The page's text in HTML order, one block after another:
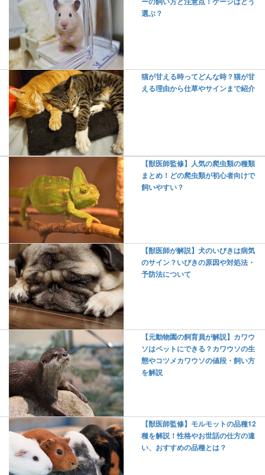
選ぶ？
猫が甘える時ってどんな時？猫が甘
える理由から仕草やサインまで紹介
【獣医師監修】人気の爬虫類の種類
まとめ！どの爬虫類が初心者向けで
飼いやすい？
【獣医師が解説】犬のいびきは病気
のサイン？いびきの原因や対処法・
予防法について
【元動物園の飼育員が解説】カワウ
ソはペットにできる？カワウソの生
態やコツメカワウソの値段・飼い方
を解説
【獣医師監修】モルモットの品種12
種を解説！性格やお世話の仕方の違
い、おすすめの品種とは？